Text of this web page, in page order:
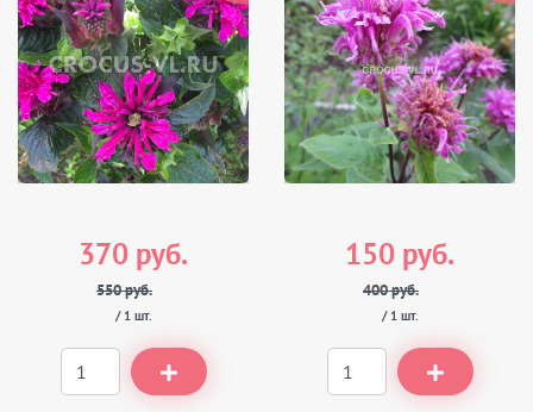
370 руб.
550 руб.
/ 1 шт.
150 руб.
400 руб.
/ 1 шт.